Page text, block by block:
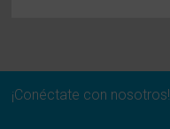
¡Conéctate con nosotros!